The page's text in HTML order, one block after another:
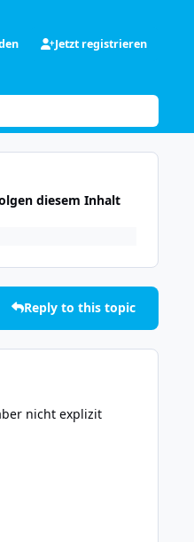
Jetzt registrieren
diesem Inhalt
Reply to this topic
nicht explizit